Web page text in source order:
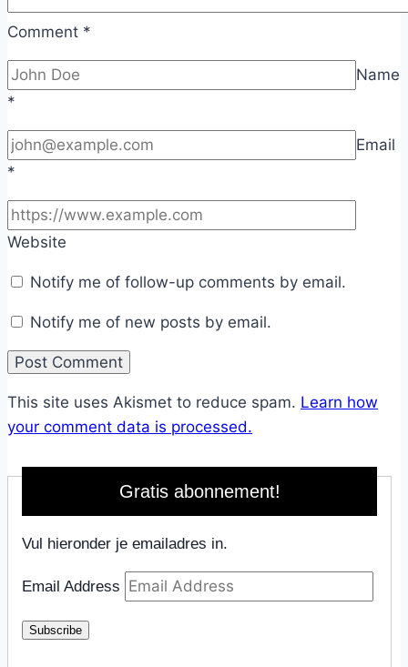
Comment *
Name
*
Email
*
Website
Notify me of follow-up comments by email.
Notify me of new posts by email.
This site uses Akismet to reduce spam. Learn how
your comment data is processed.
Gratis abonnement!
Vul hieronder je emailadres in.
Email Address
Subscribe